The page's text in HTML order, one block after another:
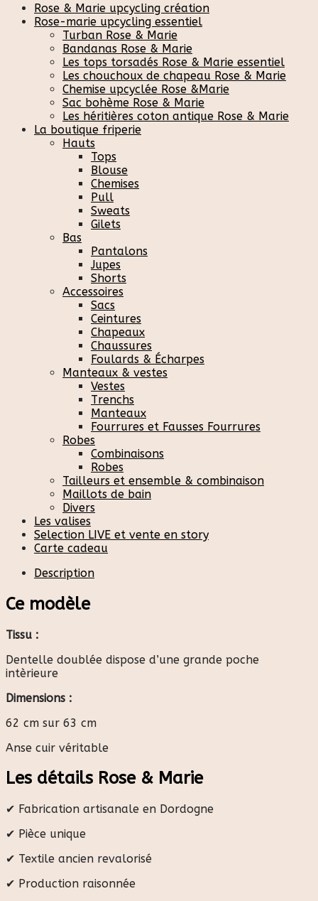
Rose & Marie upcycling création
Rose-marie upcycling essentiel
Turban Rose & Marie
Bandanas Rose & Marie
Les tops torsadés Rose & Marie essentiel
Les chouchoux de chapeau Rose & Marie
Chemise upcyclée Rose &Marie
Sac bohème Rose & Marie
Les héritières coton antique Rose & Marie
La boutique friperie
Hauts
Tops
Blouse
Chemises
Pull
Sweats
Gilets
Bas
Pantalons
Jupes
Shorts
Accessoires
Sacs
Ceintures
Chapeaux
Chaussures
Foulards & Écharpes
Manteaux & vestes
Vestes
Trenchs
Manteaux
Fourrures et Fausses Fourrures
Robes
Combinaisons
Robes
Tailleurs et ensemble & combinaison
Maillots de bain
Divers
Les valises
Selection LIVE et vente en story
Carte cadeau
Description
Ce modèle
Tissu :
Dentelle doublée dispose d’une grande poche
intèrieure
Dimensions :
62 cm sur 63 cm
Anse cuir véritable
Les détails Rose & Marie
✔ Fabrication artisanale en Dordogne
✔ Pièce unique
✔ Textile ancien revalorisé
✔ Production raisonnée